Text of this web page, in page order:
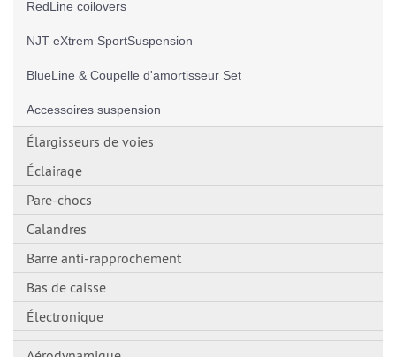
RedLine coilovers
NJT eXtrem SportSuspension
BlueLine & Coupelle d'amortisseur Set
Accessoires suspension
Élargisseurs de voies
Éclairage
Pare-chocs
Calandres
Barre anti-rapprochement
Bas de caisse
Électronique